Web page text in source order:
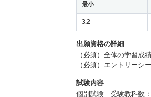
最小
3.2
出願資格の詳細
（必須）全体の学習成
（必須）エントリーシ
試験内容
個別試験 受験教科数